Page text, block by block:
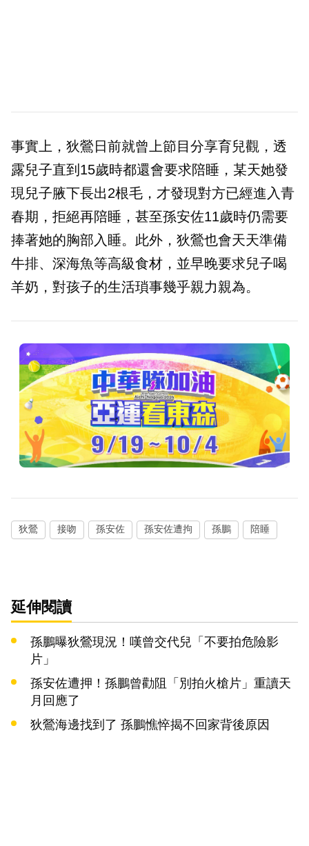
事實上，狄鶯日前就曾上節目分享育兒觀，透
露兒子直到15歲時都還會要求陪睡，某天她發
現兒子腋下長出2根毛，才發現對方已經進入青
春期，拒絕再陪睡，甚至孫安佐11歲時仍需要
捧著她的胸部入睡。此外，狄鶯也會天天準備
牛排、深海魚等高級食材，並早晚要求兒子喝
羊奶，對孩子的生活瑣事幾乎親力親為。
狄鶯 接吻 孫安佐 孫安佐遭拘 孫鵬 陪睡
延伸閱讀
孫鵬曝狄鶯現況！嘆曾交代兒「不要拍危險影
片」
孫安佐遭押！孫鵬曾勸阻「別拍火槍片」重讀天
月回應了
狄鶯海邊找到了 孫鵬憔悴揭不回家背後原因